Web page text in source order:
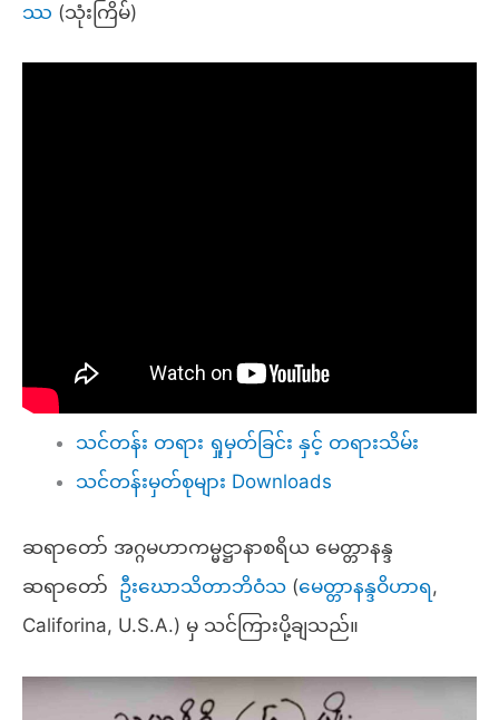
ဿ (သုံးကြိမ်)
သင်တန်း တရား ရှုမှတ်ခြင်း နှင့် တရားသိမ်း
သင်တန်းမှတ်စုများ Downloads
ဆရာတော် အဂ္ဂမဟာကမ္မဋ္ဌာနာစရိယ မေတ္တာနန္ဒ
ဆရာတော် ဦးဃောသိတာဘိဝံသ (မေတ္တာနန္ဒဝိဟာရ,
Califorina, U.S.A.) မှ သင်ကြားပို့ချသည်။